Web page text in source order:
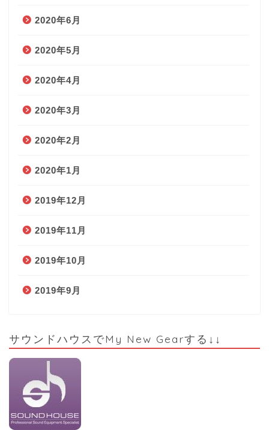
2020年6月
2020年5月
2020年4月
2020年3月
2020年2月
2020年1月
2019年12月
2019年11月
2019年10月
2019年9月
サウンドハウスでMy New Gearする↓↓